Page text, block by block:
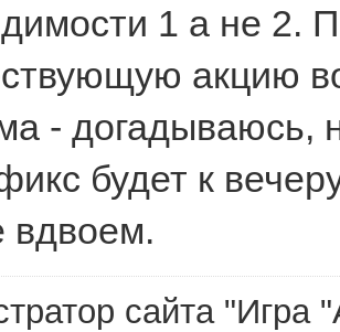
1 а не 2.
акцию
- догадываюсь,
будет к
вдвоем.
сайта "Игра